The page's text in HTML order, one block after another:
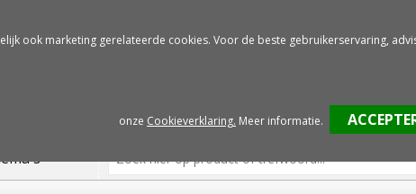
ook marketing gerelateerde cookies. Voor de beste gebruikerservaring,
onze Cookieverklaring. Meer informatie.